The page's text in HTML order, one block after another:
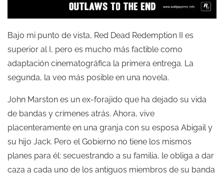
Bajo mi punto de vista, Red Dead Redemption II es
superior al I, pero es mucho más factible como
adaptación cinematográfica la primera entrega. La
segunda, la veo más posible en una novela.
John Marston es un ex-forajido que ha dejado su vida
de bandas y crímenes atrás. Ahora, vive
placenteramente en una granja con su esposa Abigail y
su hijo Jack. Pero el Gobierno no tiene los mismos
planes para él: secuestrando a su familia, le obliga a dar
caza a cada uno de los antiguos miembros de su banda